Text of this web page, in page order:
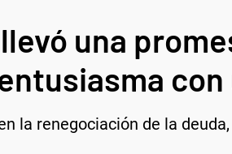
una
la renegociación de la